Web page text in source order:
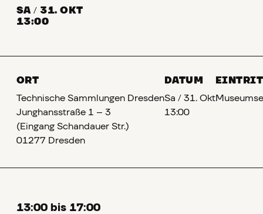
SA /31. OKT
13:00
ORT
Technische Sammlungen Dresden
Junghansstraße 1 – 3
(Eingang Schandauer Str.)
01277 Dresden
DATUM
Sa / 31. Okt
13:00
13:00 bis 17:00